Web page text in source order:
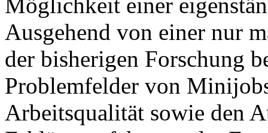
Möglichkeit einer
Ausgehend von einer nur
der bisherigen Forschung
Problemfelder von
Arbeitsqualität sowie den